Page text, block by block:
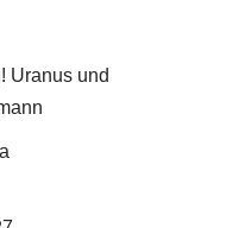
Uranus und